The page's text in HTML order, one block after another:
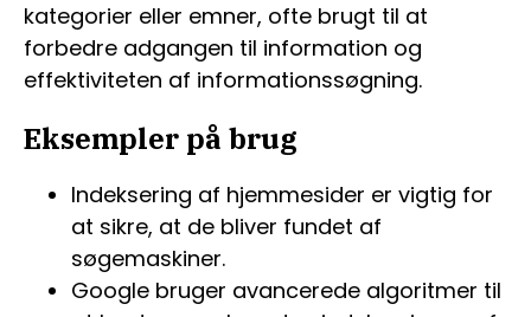
kategorier eller emner, ofte brugt til at
forbedre adgangen til information og
effektiviteten af informationssøgning.
Eksempler på brug
Indeksering af hjemmesider er vigtig for
at sikre, at de bliver fundet af
søgemaskiner.
Google bruger avancerede algoritmer til